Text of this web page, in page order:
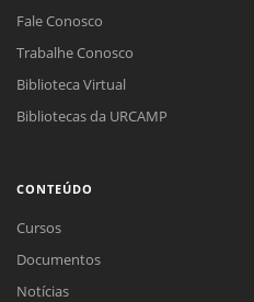
Fale Conosco
Trabalhe Conosco
Biblioteca Virtual
Bibliotecas da URCAMP
CONTEÚDO
Cursos
Documentos
Notícias